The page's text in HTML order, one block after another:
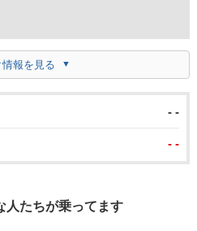
情報を見る
- -
- -
人たちが乗ってます